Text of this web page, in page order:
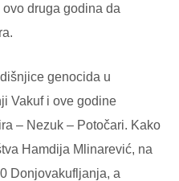
druga godina da
genocida u
Vakuf i ove godine
– Nezuk – Potočari. Kako
Hamdija Mlinarević, na
Donjovakufljanja, a